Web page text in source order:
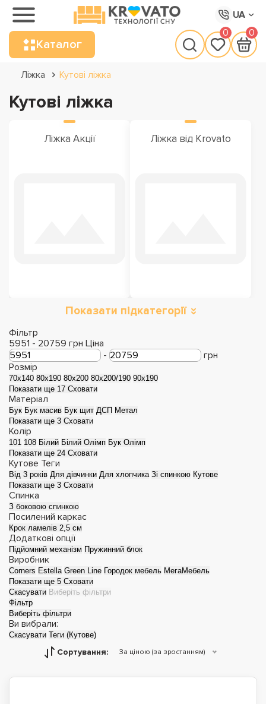
UA
Каталог
0 0
Ліжка Кутові ліжка
Кутові ліжка
Ліжка Акції Ліжка від Krovato
Ліжка з підйомним
Ліжка з м'яким
Дерев'яні ліжка
Показати підкатегорії
Фільтр
5951 - 20759 грн Ціна
-
грн
Розмір
70x140 80x190 80x200 80x200/190 90x190
Показати ще 17 Сховати
Матеріал
Бук Бук масив Бук щит ДСП Метал
Показати ще 3 Сховати
Колір
101 108 Білий Білий Олімп Бук Олімп
Показати ще 24 Сховати
Кутове Теги
Від 3 років Для дівчинки Для хлопчика Зі спинкою Кутове
Показати ще 3 Сховати
Спинка
З боковою спинкою
Посилений каркас
Крок ламелів 2,5 см
Додаткові опції
Підйомний механізм Пружинний блок
Виробник
Corners Estella Green Line Городок мебель МегаМебель
Показати ще 5 Сховати
Скасувати Виберіть фільтри
Фільтр
Виберіть фільтри
Ви вибрали:
Скасувати Теги (Кутове)
Сортування: За ціною (за зростанням)